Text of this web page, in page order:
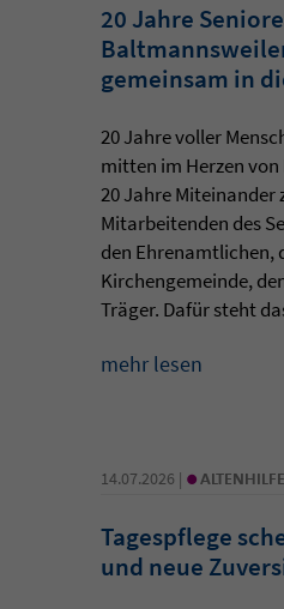
20 Jahre
gemeinsam in
20 Jahre voller
mitten im Herzen
20 Jahre Miteinander
Mitarbeitenden des
den Ehrenamtlichen,
Kirchengemeinde,
Träger. Dafür steht
mehr lesen
14.07.2026 | • ALTENHILFE
Tagespflege
und neue